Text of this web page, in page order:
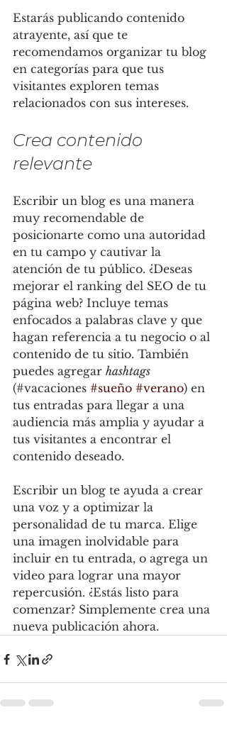
Estarás publicando contenido
atrayente, así que te
recomendamos organizar tu blog
en categorías para que tus
visitantes exploren temas
relacionados con sus intereses.
Crea contenido
relevante
Escribir un blog es una manera
muy recomendable de
posicionarte como una autoridad
en tu campo y cautivar la
atención de tu público. ¿Deseas
mejorar el ranking del SEO de tu
página web? Incluye temas
enfocados a palabras clave y que
hagan referencia a tu negocio o al
contenido de tu sitio. También
puedes agregar hashtags
(#vacaciones #sueño #verano) en
tus entradas para llegar a una
audiencia más amplia y ayudar a
tus visitantes a encontrar el
contenido deseado.
Escribir un blog te ayuda a crear
una voz y a optimizar la
personalidad de tu marca. Elige
una imagen inolvidable para
incluir en tu entrada, o agrega un
video para lograr una mayor
repercusión. ¿Estás listo para
comenzar? Simplemente crea una
nueva publicación ahora.